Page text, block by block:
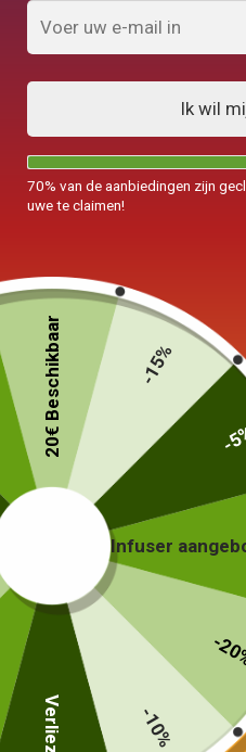
Theepot in blauw
Wazuqu Mayu 550ml
199,00€
Kleur
Ik wil
70% van de aanbiedingen zijn
uwe te claimen!
Infuser
-
-10%
20€ Beschikbaar -15%
-